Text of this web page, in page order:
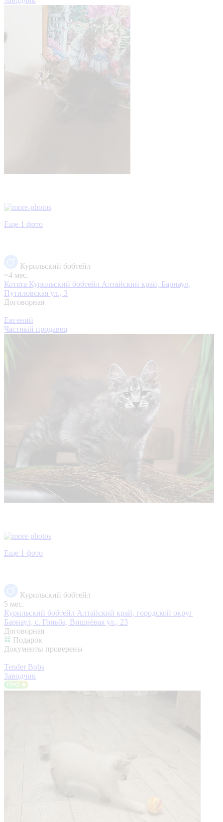
Еще 1 фото
Курильский бобтейл
~4 мес.
Котята Курильский бобтейл Алтайский край, Барнаул,
Путиловская ул., 3
Договорная
Евгений
Частный продавец
Еще 1 фото
Курильский бобтейл
5 мес.
Курильский бобтейл Алтайский край, городской округ
Барнаул, с. Гоньба, Вишнёвая ул., 23
Договорная
Подарок
Документы проверены
Tender Bobs
Заводчик